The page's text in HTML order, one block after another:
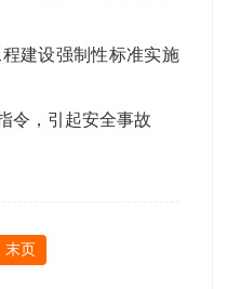
建设强制性标准实施
令，引起安全事故
末页